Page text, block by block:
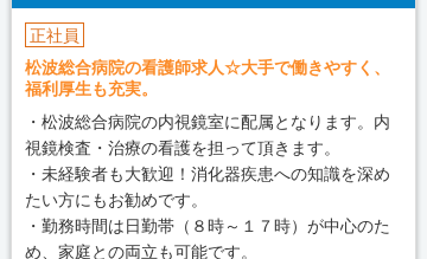
正社員
松波総合病院の看護師求人☆大手で働きやすく、
福利厚生も充実。
・松波総合病院の内視鏡室に配属となります。内
視鏡検査・治療の看護を担って頂きます。
・未経験者も大歓迎！消化器疾患への知識を深め
たい方にもお勧めです。
・勤務時間は日勤帯（８時～１７時）が中心のた
め、家庭との両立も可能です。